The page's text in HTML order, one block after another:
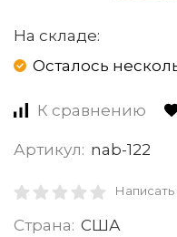
На складе:
Осталось
К сравнению
Артикул: nab-122
Написать
Страна: США